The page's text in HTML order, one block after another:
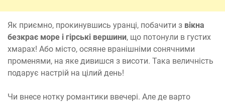
Як приємно, прокинувшись уранці, побачити з вікна
безкрає море і гірські вершини, що потонули в густих
хмарах! Або місто, осяяне вранішніми сонячними
променями, на яке дивишся з висоти. Така величність
подарує настрій на цілий день!
Чи внесе нотку романтики ввечері. Але де варто